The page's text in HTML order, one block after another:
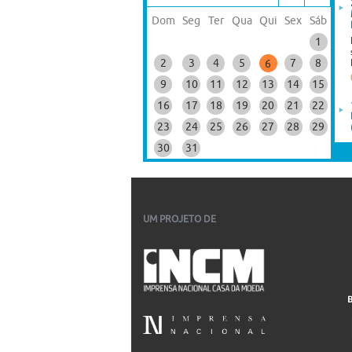
Dom Seg Ter Qua Qui Sex
Sáb
1
2
3 4 5 6 7
8
9
10 11 12 13 14
15
16
17 18 19 20 21
22
23
24 25 26 27 28
29
30
31
UM PROJETO DE